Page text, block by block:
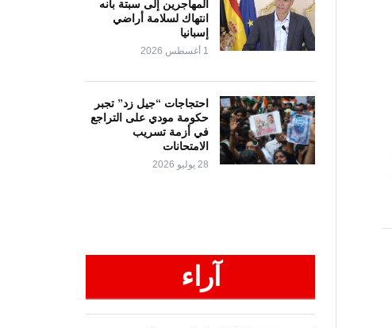
المهاجرين إلى سبتة بأنه
انتهاك لسلامة أراضي
إسبانيا
1 أغسطس 2026
احتجاجات “جيل زد” تجبر
حكومة مودي على التراجع
في أزمة تسريب
الامتحانات
28 يوليو 2026
آراء